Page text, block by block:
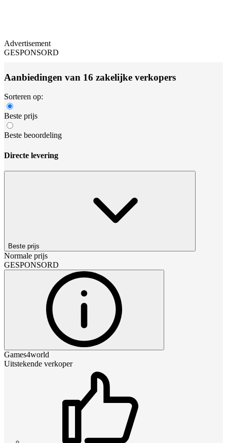
Advertisement
GESPONSORD
Aanbiedingen van 16 zakelijke verkopers
Sorteren op:
Beste prijs
Beste beoordeling
Directe levering
Beste prijs
Normale prijs
GESPONSORD
Games4world
Uitstekende verkoper